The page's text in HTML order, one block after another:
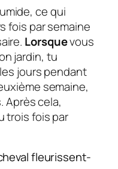
ce qui
fois par semaine
Lorsquevous
jardin, tu
jours pendant
semaine,
Après cela,
trois fois par
fleurissent-